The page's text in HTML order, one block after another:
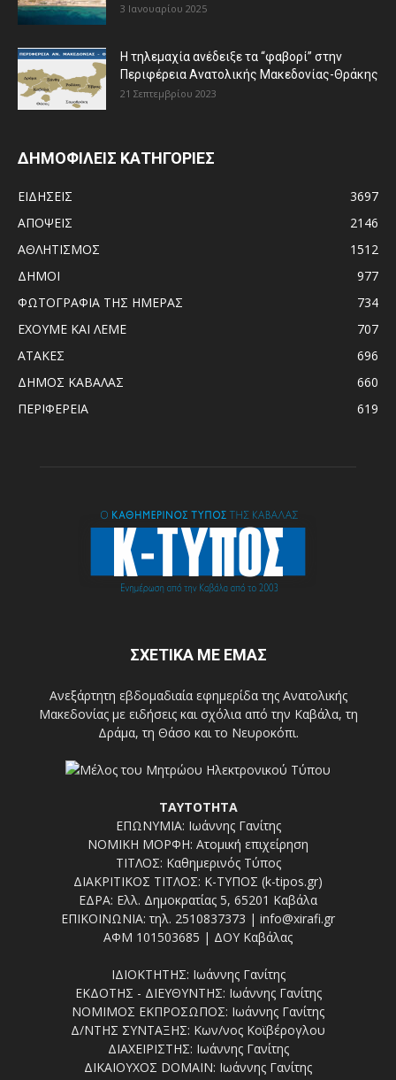
3 Ιανουαρίου 2025
Η τηλεμαχία ανέδειξε τα “φαβορί” στην
Περιφέρεια Ανατολικής Μακεδονίας-Θράκης
21 Σεπτεμβρίου 2023
ΔΗΜΟΦΙΛΕΙΣ ΚΑΤΗΓΟΡΙΕΣ
ΕΙΔΗΣΕΙΣ
3697
ΑΠΟΨΕΙΣ
2146
ΑΘΛΗΤΙΣΜΟΣ
1512
ΔΗΜΟΙ
977
ΦΩΤΟΓΡΑΦΙΑ ΤΗΣ ΗΜΕΡΑΣ
734
ΕΧΟΥΜΕ ΚΑΙ ΛΕΜΕ
707
ΑΤΑΚΕΣ
696
ΔΗΜΟΣ ΚΑΒΑΛΑΣ
660
ΠΕΡΙΦΕΡΕΙΑ
619
ΣΧΕΤΙΚΑ ΜΕ ΕΜΑΣ
Ανεξάρτητη εβδομαδιαία εφημερίδα της Ανατολικής
Μακεδονίας με ειδήσεις και σχόλια από την Καβάλα, τη
Δράμα, τη Θάσο και το Νευροκόπι.
ΤΑΥΤΟΤΗΤΑ
ΕΠΩΝΥΜΙΑ: Ιωάννης Γανίτης
ΝΟΜΙΚΗ ΜΟΡΦΗ: Ατομική επιχείρηση
ΤΙΤΛΟΣ: Καθημερινός Τύπος
ΔΙΑΚΡΙΤΙΚΟΣ ΤΙΤΛΟΣ: Κ-ΤΥΠΟΣ (k-tipos.gr)
ΕΔΡΑ: Ελλ. Δημοκρατίας 5, 65201 Καβάλα
ΕΠΙΚΟΙΝΩΝΙΑ: τηλ. 2510837373 | info@xirafi.gr
ΑΦΜ 101503685 | ΔΟΥ Καβάλας
ΙΔΙΟΚΤΗΤΗΣ: Ιωάννης Γανίτης
ΕΚΔΟΤΗΣ - ΔΙΕΥΘΥΝΤΗΣ: Ιωάννης Γανίτης
ΝΟΜΙΜΟΣ ΕΚΠΡΟΣΩΠΟΣ: Ιωάννης Γανίτης
Δ/ΝΤΗΣ ΣΥΝΤΑΞΗΣ: Κων/νος Κοϊβέρογλου
ΔΙΑΧΕΙΡΙΣΤΗΣ: Ιωάννης Γανίτης
ΔΙΚΑΙΟΥΧΟΣ DOMAIN: Ιωάννης Γανίτης